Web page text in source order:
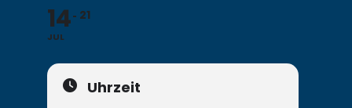
14
JUL
21
Uhrzeit